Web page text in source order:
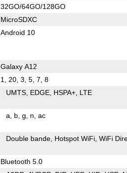
32GO/64GO/128GO
MicroSDXC
Android 10
Galaxy A12
1, 20, 3, 5, 7, 8
UMTS EDGE HSPA+ LTE
a b g n ac
Double bande Hotspot WiFi WiFi
Bluetooth 5.0